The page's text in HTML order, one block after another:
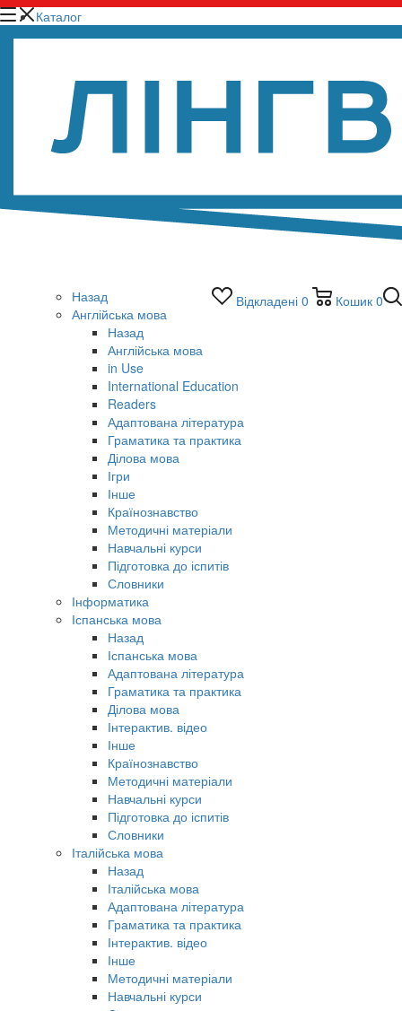
Відкладені 0 Кошик 0
Каталог
Назад
Англійська мова
Назад
Англійська мова
in Use
International Education
Readers
Адаптована література
Граматика та практика
Ділова мова
Ігри
Інше
Країнознавство
Методичні матеріали
Навчальні курси
Підготовка до іспитів
Словники
Інформатика
Іспанська мова
Назад
Іспанська мова
Адаптована література
Граматика та практика
Ділова мова
Інтерактив. відео
Інше
Країнознавство
Методичні матеріали
Навчальні курси
Підготовка до іспитів
Словники
Італійська мова
Назад
Італійська мова
Адаптована література
Граматика та практика
Інтерактив. відео
Інше
Методичні матеріали
Навчальні курси